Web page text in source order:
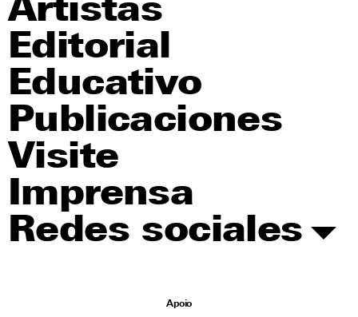
Artistas
Editorial
Educativo
Publicaciones
Visite
Imprensa
Redes sociales
Apoio